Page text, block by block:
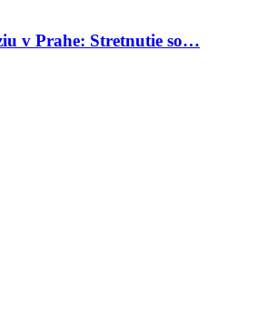
v Prahe: Stretnutie so…